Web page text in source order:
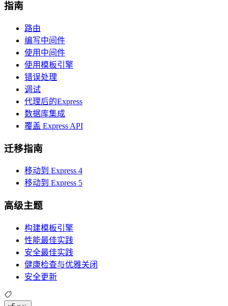
指南
路由
编写中间件
使用中间件
使用模板引擎
错误处理
调试
代理后的Express
数据库集成
覆盖 Express API
迁移指南
移动到 Express 4
移动到 Express 5
高级主题
构建模板引擎
性能最佳实践
安全最佳实践
健康检查与优雅关闭
安全更新